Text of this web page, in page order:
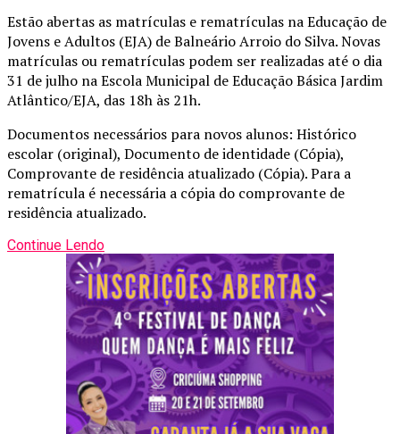
Estão abertas as matrículas e rematrículas na Educação de
Jovens e Adultos (EJA) de Balneário Arroio do Silva. Novas
matrículas ou rematrículas podem ser realizadas até o dia
31 de julho na Escola Municipal de Educação Básica Jardim
Atlântico/EJA, das 18h às 21h.
Documentos necessários para novos alunos: Histórico
escolar (original), Documento de identidade (Cópia),
Comprovante de residência atualizado (Cópia). Para a
rematrícula é necessária a cópia do comprovante de
residência atualizado.
Continue Lendo